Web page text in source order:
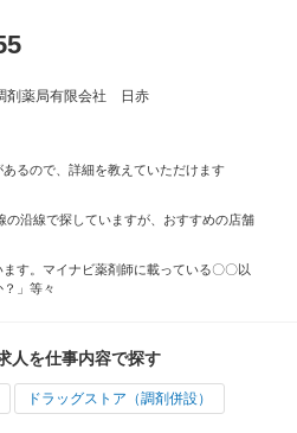
剤薬局有限会社 日赤
あるので、詳細を教えていただけます
の沿線で探していますが、おすすめの店舗
ます。マイナビ薬剤師に載っている〇〇以
」等々
人を仕事内容で探す
ドラッグストア（調剤併設）